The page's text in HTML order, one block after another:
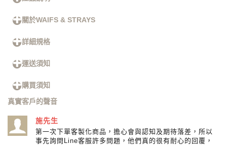
關於WAIFS & STRAYS
詳細規格
運送須知
購買須知
真實客戶的聲音
施先生
第一次下單客製化商品，擔心會與認知及期待落差，所以
事先詢問Line客服許多問題，他們真的很有耐心的回覆，